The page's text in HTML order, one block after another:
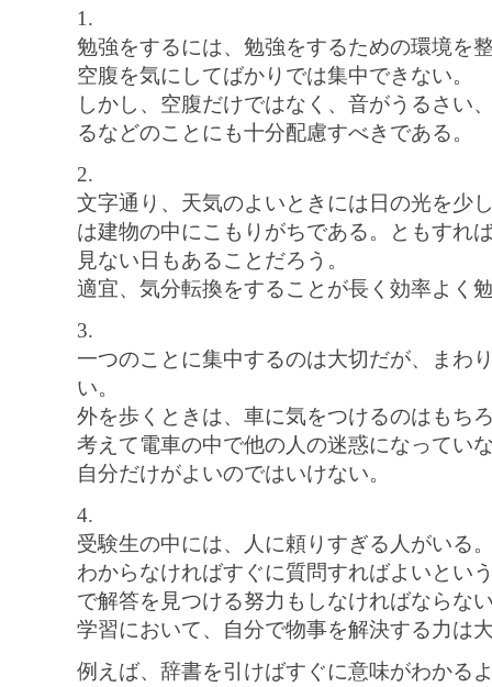
1.
勉強をするには、勉強をするための環境を
空腹を気にしてばかりでは集中できない。
しかし、空腹だけではなく、音がうるさい
るなどのことにも十分配慮すべきである。
2.
文字通り、天気のよいときには日の光を少
は建物の中にこもりがちである。ともすれ
見ない日もあることだろう。
適宜、気分転換をすることが長く効率よく
3.
一つのことに集中するのは大切だが、まわ
い。
外を歩くときは、車に気をつけるのはもち
考えて電車の中で他の人の迷惑になってい
自分だけがよいのではいけない。
4.
受験生の中には、人に頼りすぎる人がいる
わからなければすぐに質問すればよいとい
で解答を見つける努力もしなければならな
学習において、自分で物事を解決する力は
例えば、辞書を引けばすぐに意味がわかる